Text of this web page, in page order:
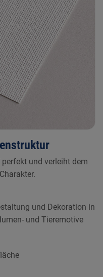
und verleiht dem
und Dekoration in
und Tieremotive